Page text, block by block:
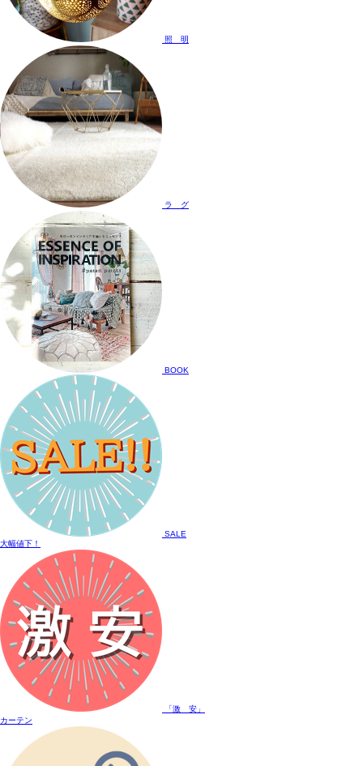
照 明
ラ グ
BOOK
SALE
大幅値下！
「激 安」
カーテン